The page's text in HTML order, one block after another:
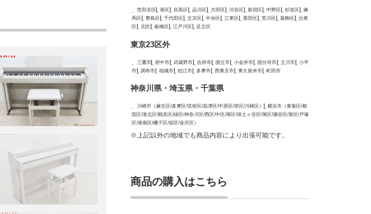
世田谷区 港区 目黒区 品川区 大田区 渋谷区 新宿区 中野区 杉並区
練
馬区
豊島区 千代田区 文京区 中央区 江東区 墨田区 荒川区 葛飾区
台東
区
北区 板橋区 江戸川区 足立区
東京23区外
三鷹市 府中市 武蔵野市 吉祥寺 国立市 小金井市 国分寺市 立川市
小平
市
調布市 稲城市 狛江市 多摩市 西東京市 東久留米市 町田市
神奈川県・埼玉県・千葉県
川崎市（麻生区/多摩区/宮前区/高津区/中原区/幸区/川崎区）
横浜市（青葉区/都
筑区/港北区/鶴見区/緑区/神奈川区/西区/中区/南区/保土ヶ谷区/旭区/瀬谷区/泉区/戸塚
区/港南区/磯子区/栄区/金沢区）
※上記以外の地域でも商品内容により出張可能です。
商品の購入はこちら